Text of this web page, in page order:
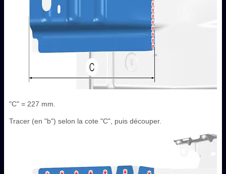
"C" = 227 mm.
Tracer (en "b") selon la cote "C", puis découper.